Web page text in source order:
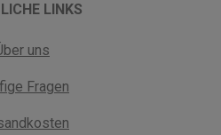
LINKS
uns
Fragen